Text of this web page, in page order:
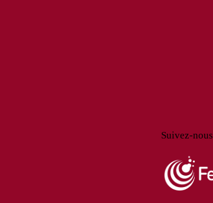
Suivez-nous